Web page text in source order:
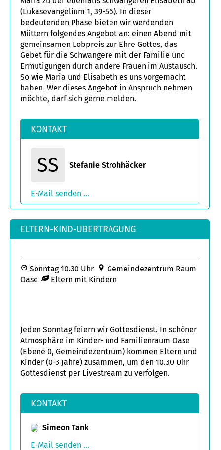
(Lukasevangelium 1, 39-56). In dieser
bedeutenden Phase bieten wir werdenden
Müttern folgendes Angebot an: einen Abend mit
gemeinsamen Lobpreis zur Ehre Gottes, das
Gebet für die Schwangere mit der Familie und
Ermutigungen durch andere Frauen im Austausch.
So wie Maria und Elisabeth es uns vorgemacht
haben. Wer dieses Angebot in Anspruch nehmen
möchte, darf sich gerne melden.
KONTAKT
SS Stefanie Strohhäcker
E-Mail senden ...
ELTERN-KIND-ÜBERTRAGUNG
Jeden Sonntag feiern wir Gottesdienst. In schöner
Atmosphäre im Kinder- und Familienraum Oase
(Ebene 0, Gemeindezentrum) kommen Eltern und
Kinder (0-3 Jahre) zusammen, um den 10.30 Uhr
Gottesdienst per Livestream zu verfolgen.
Sonntag 10.30 Uhr
Gemeindezentrum Raum
Oase
Eltern mit Kindern
KONTAKT
Simeon Tank
E-Mail senden ...